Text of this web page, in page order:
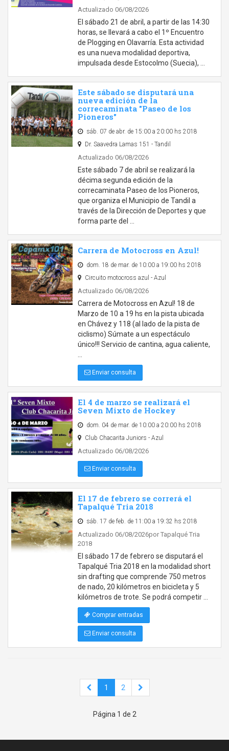
Actualizado 06/08/2026
El sábado 21 de abril, a partir de las 14:30
horas, se llevará a cabo el 1º Encuentro
de Plogging en Olavarría. Esta actividad
es una nueva modalidad deportiva,
impulsada desde Estocolmo (Suecia), …
Este sábado se disputará una
nueva edición de la
correcaminata "Paseo de los
Pioneros"
sáb. 07 de abr. de 15:00 a 20:00 hs 2018
Dr. Saavedra Lamas 151 - Tandil
Actualizado 06/08/2026
Este sábado 7 de abril se realizará la
décima segunda edición de la
correcaminata Paseo de los Pioneros,
que organiza el Municipio de Tandil a
través de la Dirección de Deportes y que
forma parte del …
Carrera de Motocross en Azul!
dom. 18 de mar. de 10:00 a 19:00 hs 2018
Circuito motocross azul - Azul
Actualizado 06/08/2026
Carrera de Motocross en Azul! 18 de
Marzo de 10 a 19 hs en la pista ubicada
en Chávez y 118 (al lado de la pista de
ciclismo) Súmate a un espectáculo
único!!! Servicio de cantina, agua caliente,
Enviar consulta
El 4 de marzo se realizará el
Seven Mixto de Hockey
dom. 04 de mar. de 10:00 a 20:00 hs 2018
Club Chacarita Juniors - Azul
Actualizado 06/08/2026
Enviar consulta
El 17 de febrero se correrá el
Tapalqué Tria 2018
sáb. 17 de feb. de 11:00 a 19:32 hs 2018
Actualizado 06/08/2026por Tapalqué Tria
2018
El sábado 17 de febrero se disputará el
Tapalqué Tria 2018 en la modalidad short
sin drafting que comprende 750 metros
de nado, 20 kilómetros en bicicleta y 5
kilómetros de trote. Se podrá competir …
Comprar entradas
Enviar consulta
1 2
Página 1 de 2